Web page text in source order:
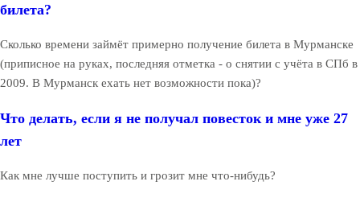
билета?
Сколько времени займёт примерно получение билета в Мурманске
(приписное на руках, последняя отметка - о снятии с учёта в СПб в
2009. В Мурманск ехать нет возможности пока)?
Что делать, если я не получал повесток и мне уже 27
лет
Как мне лучше поступить и грозит мне что-нибудь?